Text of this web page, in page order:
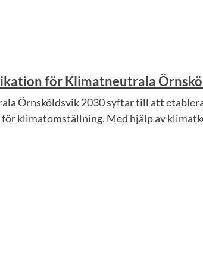
för Klimatneutrala
Örnsköldsvik 2030 syftar till att
klimatomställning. Med hjälp av